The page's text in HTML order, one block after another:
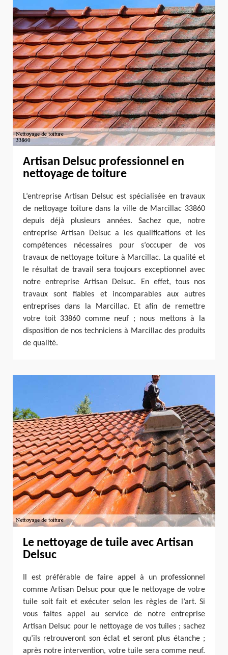
Artisan Delsuc professionnel en
nettoyage de toiture
L’entreprise Artisan Delsuc est spécialisée en travaux
de nettoyage toiture dans la ville de Marcillac 33860
depuis déjà plusieurs années. Sachez que, notre
entreprise Artisan Delsuc a les qualifications et les
compétences nécessaires pour s’occuper de vos
travaux de nettoyage toiture à Marcillac. La qualité et
le résultat de travail sera toujours exceptionnel avec
notre entreprise Artisan Delsuc. En effet, tous nos
travaux sont fiables et incomparables aux autres
entreprises dans la Marcillac. Et afin de remettre
votre toit 33860 comme neuf ; nous mettons à la
disposition de nos techniciens à Marcillac des produits
de qualité.
Le nettoyage de tuile avec Artisan
Delsuc
Il est préférable de faire appel à un professionnel
comme Artisan Delsuc pour que le nettoyage de votre
tuile soit fait et exécuter selon les règles de l’art. Si
vous faites appel au service de notre entreprise
Artisan Delsuc pour le nettoyage de vos tuiles ; sachez
qu’ils retrouveront son éclat et seront plus étanche ;
après notre intervention, votre tuile sera comme neuf.